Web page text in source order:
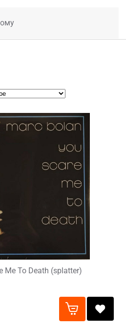
Me To Death (splatter)